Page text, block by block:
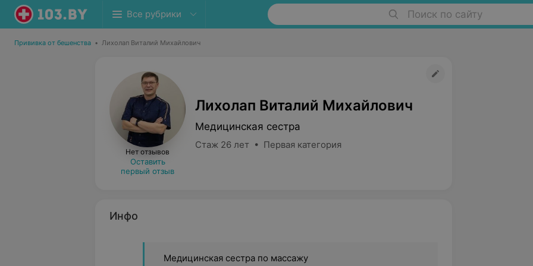
Все рубрики Поиск по сайту
Прививка от бешенства • Лихолап Виталий Михайлович
Нет отзывов
Оставить
первый отзыв
Лихолап Виталий Михайлович
Медицинская сестра
Стаж 26 лет • Первая категория
Инфо
Медицинская сестра по массажу